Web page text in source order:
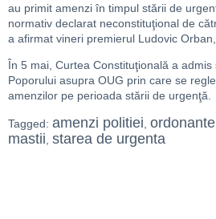
au primit amenzi în timpul stării de
normativ declarat neconstituţional de
a afirmat vineri premierul Ludovic
În 5 mai, Curtea Constituţională a admis
Poporului asupra OUG prin care se
amenzilor pe perioada stării de urgenţă.
Tagged: amenzi politiei
mastii starea de urgenta